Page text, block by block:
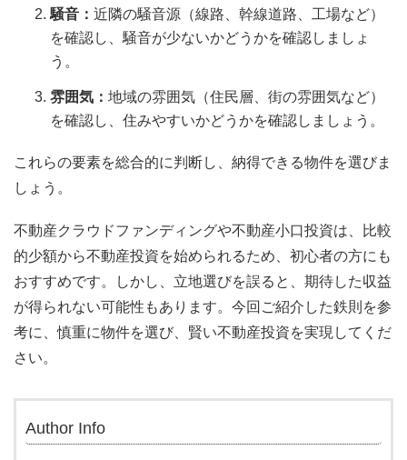
騒音： 近隣の騒音源（線路、幹線道路、工場など）
を確認し、騒音が少ないかどうかを確認しましょ
う。
雰囲気： 地域の雰囲気（住民層、街の雰囲気など）
を確認し、住みやすいかどうかを確認しましょう。
これらの要素を総合的に判断し、納得できる物件を選びま
しょう。
不動産クラウドファンディングや不動産小口投資は、比較
的少額から不動産投資を始められるため、初心者の方にも
おすすめです。しかし、立地選びを誤ると、期待した収益
が得られない可能性もあります。今回ご紹介した鉄則を参
考に、慎重に物件を選び、賢い不動産投資を実現してくだ
さい。
Author Info